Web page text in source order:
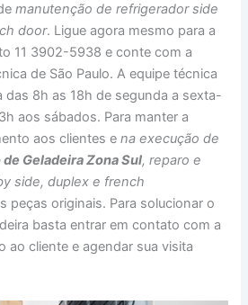
manutenção de refrigerador side
door. Ligue agora mesmo para a
11 3902-5938 e conte com a
de São Paulo. A equipe técnica
das 8h as 18h de segunda a sexta-
aos sábados. Para manter a
aos clientes ena execução de
Geladeira Zona Sul, reparo e
side, duplex e french
peças originais. Para solucionar o
basta entrar em contato com a
ao cliente e agendar sua visita